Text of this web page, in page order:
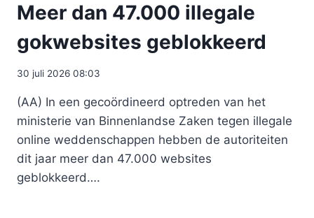
Meer dan 47.000 illegale
gokwebsites geblokkeerd
30 juli 2026 08:03
(AA) In een gecoördineerd optreden van het
ministerie van Binnenlandse Zaken tegen illegale
online weddenschappen hebben de autoriteiten
dit jaar meer dan 47.000 websites
geblokkeerd….